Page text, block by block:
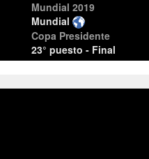
Mundial 2019
Mundial
Copa Presidente
23° puesto - Final